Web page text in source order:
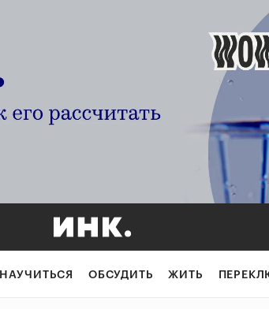
не
НАУЧИТЬСЯ ОБСУДИТЬ ЖИТЬ